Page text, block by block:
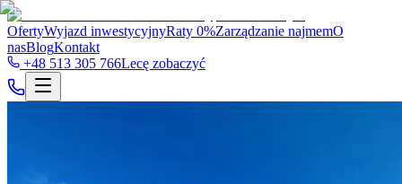
OfertyWyjazd inwestycyjnyRaty 0%Zarządzanie najmemO
nasBlogKontakt
+48 513 305 766Lecę zobaczyć